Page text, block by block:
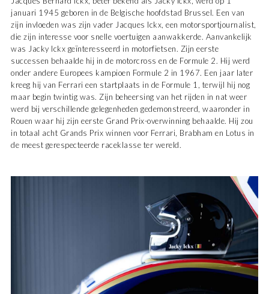
januari 1945 geboren in de Belgische hoofdstad Brussel. Een van
zijn invloeden was zijn vader Jacques Ickx, een motorsportjournalist,
die zijn interesse voor snelle voertuigen aanwakkerde. Aanvankelijk
was Jacky Ickx geïnteresseerd in motorfietsen. Zijn eerste
successen behaalde hij in de motorcross en de Formule 2. Hij werd
onder andere Europees kampioen Formule 2 in 1967. Een jaar later
kreeg hij van Ferrari een startplaats in de Formule 1, terwijl hij nog
maar begin twintig was. Zijn beheersing van het rijden in nat weer
werd bij verschillende gelegenheden gedemonstreerd, waaronder in
Rouen waar hij zijn eerste Grand Prix-overwinning behaalde. Hij zou
in totaal acht Grands Prix winnen voor Ferrari, Brabham en Lotus in
de meest gerespecteerde raceklasse ter wereld.